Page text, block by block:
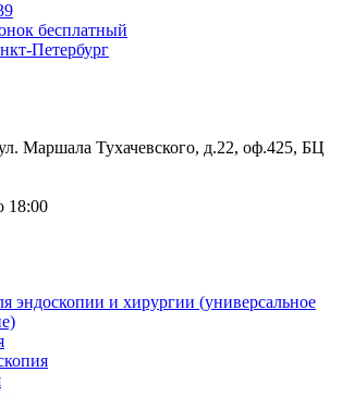
бесплатный
Петербург
Маршала Тухачевского, д.22, оф.425, БЦ
18:00
эндоскопии и хирургии (универсальное